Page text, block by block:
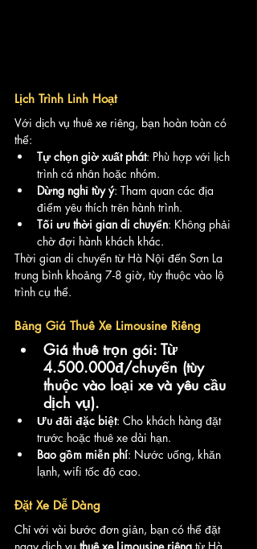
Lịch Trình Linh Hoạt
Với dịch vụ thuê xe riêng, bạn hoàn toàn có
thể:
Tự chọn giờ xuất phát: Phù hợp với lịch
trình cá nhân hoặc nhóm.
Dừng nghỉ tùy ý: Tham quan các địa
điểm yêu thích trên hành trình.
Tối ưu thời gian di chuyển: Không phải
chờ đợi hành khách khác.
Thời gian di chuyển từ Hà Nội đến Sơn La
trung bình khoảng 7-8 giờ, tùy thuộc vào lộ
trình cụ thể.
Bảng Giá Thuê Xe Limousine Riêng
Giá thuê trọn gói: Từ
4.500.000đ/chuyến (tùy
thuộc vào loại xe và yêu cầu
dịch vụ).
Ưu đãi đặc biệt: Cho khách hàng đặt
trước hoặc thuê xe dài hạn.
Bao gồm miễn phí: Nước uống, khăn
lạnh, wifi tốc độ cao.
Đặt Xe Dễ Dàng
Chỉ với vài bước đơn giản, bạn có thể đặt
ngay dịch vụ thuê xe Limousine riêng từ Hà